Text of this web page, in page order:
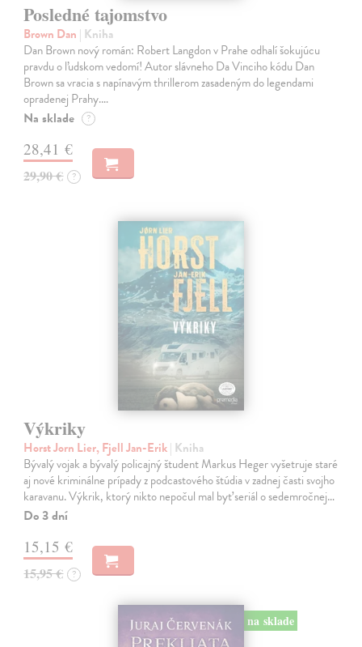
Posledné tajomstvo
Brown Dan | Kniha
Dan Brown nový román: Robert Langdon v Prahe odhalí šokujúcu
pravdu o ľudskom vedomí! Autor slávneho Da Vinciho kódu Dan
Brown sa vracia s napínavým thrillerom zasadeným do legendami
opradenej Prahy.…
Na sklade ?
28,41 €
29,90 € ?
Výkriky
Horst Jorn Lier, Fjell Jan-Erik| Kniha
Bývalý vojak a bývalý policajný študent Markus Heger vyšetruje staré
aj nové kriminálne prípady z podcastového štúdia v zadnej časti svojho
karavanu. Výkrik, ktorý nikto nepočul mal byť seriál o sedemročnej…
Do 3 dní
15,15 €
15,95 € ?
na sklade